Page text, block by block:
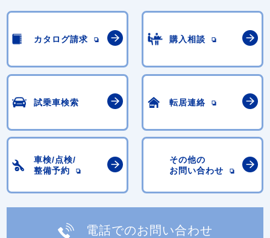
カタログ請求 購入相談
試乗車検索 転居連絡
車検/点検/
整備予約
その他の
お問い合わせ
電話でのお問い合わせ